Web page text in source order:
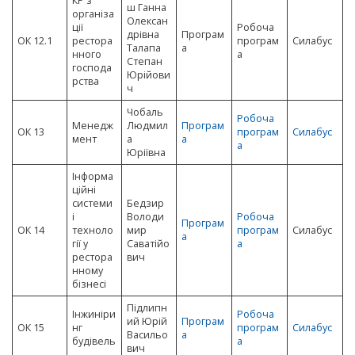
ОК 12.1
організа
ції
рестора
нного
господа
рства
ш Ганна
Олексан
дрівна
Талапа
Степан
Юрійови
ч
Програм
а
Робоча
програм
а
Силабус
ОК 13
Менедж
мент
Чобаль
Людмил
а
Юріївна
Програм
а
Робоча
програм
а
Силабус
ОК 14
Інформа
ційні
системи
і
техноло
гії у
рестора
нному
бізнесі
Бедзир
Володи
мир
Саватійо
вич
Програм
а
Робоча
програм
а
Силабус
ОК 15
Інжиніри
нг
будівель
Підлипн
ий Юрій
Васильо
вич
Програм
а
Робоча
програм
а
Силабус